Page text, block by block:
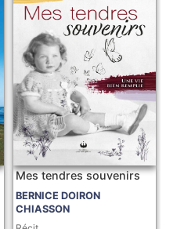
Mes tendres souvenirs
BERNICE DOIRON
CHIASSON